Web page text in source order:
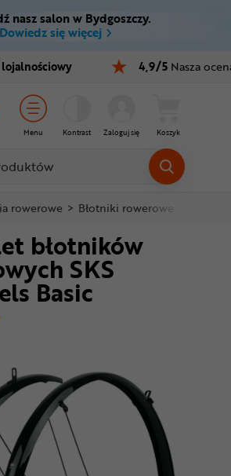
Ctrl M
główne
o produkcie
koszyka
informacje
Stopka
strony
nasz salon w Bydgoszczy.
Dowiedz się więcej
lojalnościowy 4,9/5 Nasza
Menu Kontrast Zaloguj się Koszyk
rowerowe > Błotniki rowerowe
błotników
SKS
Basic